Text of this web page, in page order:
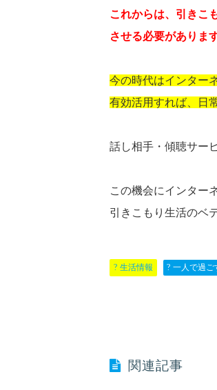
これからは、引きこ
させる必要があります
今の時代はインター
有効活用すれば、日
話し相手・傾聴サー
この機会にインター
引きこもり生活のベ
生活情報 一人で過ご
関連記事